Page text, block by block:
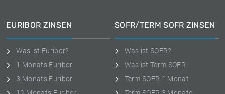
EURIBOR ZINSEN
Was ist Euribor?
1-Monats Euribor
3-Monats Euribor
SOFR/TERM SOFR ZINSEN
Was ist SOFR?
Was ist Term SOFR
Term SOFR 1 Monat